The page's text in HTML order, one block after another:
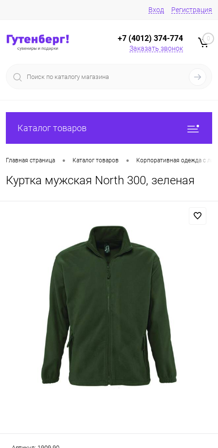
Вход Регистрация
+7 (4012) 374-774
Заказать звонок
0
Каталог товаров
Главная страница • Каталог товаров • Корпоративная одежда с
Куртка мужская North 300, зеленая